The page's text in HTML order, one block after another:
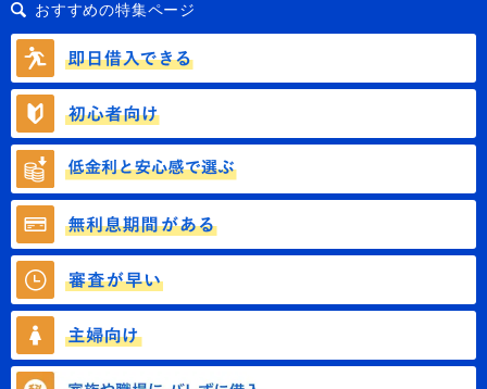
おすすめの特集ページ